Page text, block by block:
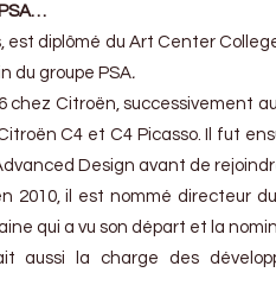
est diplômé du Art Center
du groupe PSA.
chez Citroën, successivement
C4 et C4 Picasso. Il fut
Design avant de
2010, il est nommé directeur
qui a vu son départ et la
aussi la charge des